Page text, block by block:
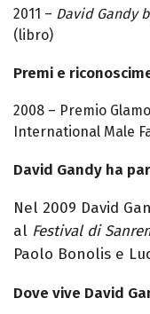
2011 – David Gandy
(libro)
Premi e
2008 – Premio
International Male
David Gandy ha
Nel 2009 David
al Festival di
Paolo Bonolis e
Dove vive David